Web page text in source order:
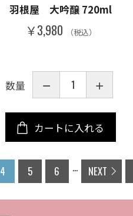
羽根屋 大吟醸 720ml
￥3,980 （税込）
数量
カートに入れる
4 5 6 ... NEXT